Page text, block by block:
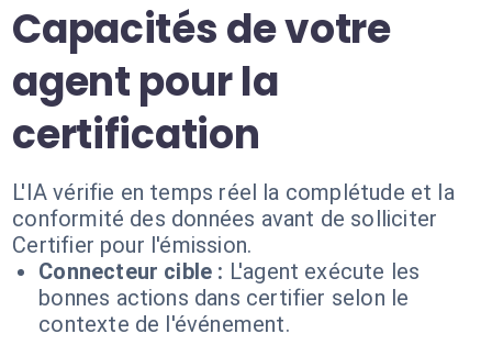
Capacités de votre
agent pour la
certification
L'IA vérifie en temps réel la complétude et la
conformité des données avant de solliciter
Certifier pour l'émission.
Connecteur cible : L'agent exécute les
bonnes actions dans certifier selon le
contexte de l'événement.